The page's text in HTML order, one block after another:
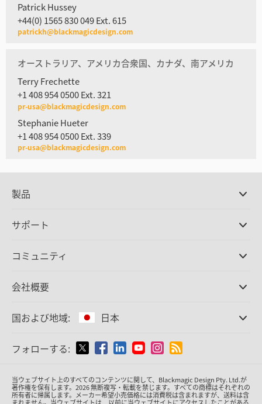
Patrick Hussey
+44(0) 1565 830 049 Ext. 615
patrickh@blackmagicdesign.com
オーストラリア、アメリカ合衆国、カナダ、南アメリカ
Terry Frechette
+1 408 954 0500 Ext. 321
pr-usa@blackmagicdesign.com
Stephanie Hueter
+1 408 954 0500 Ext. 339
pr-usa@blackmagicdesign.com
製品
DaVinci Resolve/Fusion
ATEMプロダクション
ディスクレコーダー
Cintelフィルムスキャニング
放送用コンバーター
モニタリング
MultiView
ルーティング＆分配
サポート
サポートセンター
コミュニティ
会社概要
会社概要
メディア
国および地域: 日本
国または地域から選択
Australia
フォローする:
当ウェブサイト上のすべてのコンテンツに関して、Blackmagic Design Pty. Ltd.が
著作権を保有します。 2026 無断複写・転載を禁じます。すべての商標はそれぞれの
所有者に帰属します。 メーカー希望小売価格には消費税は含まれますが、送料は含